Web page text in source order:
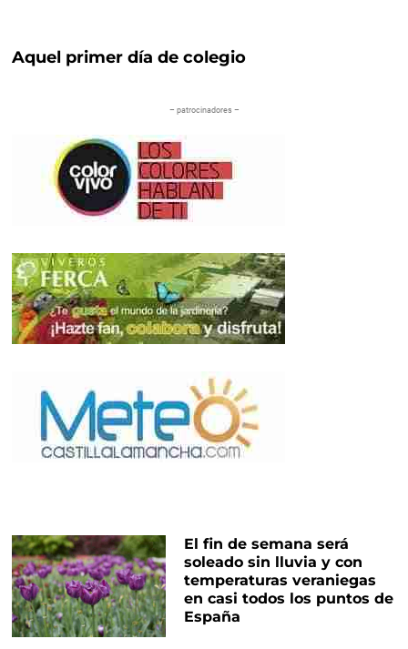
Aquel primer día de colegio
– patrocinadores –
El fin de semana será
soleado sin lluvia y con
temperaturas veraniegas
en casi todos los puntos de
España